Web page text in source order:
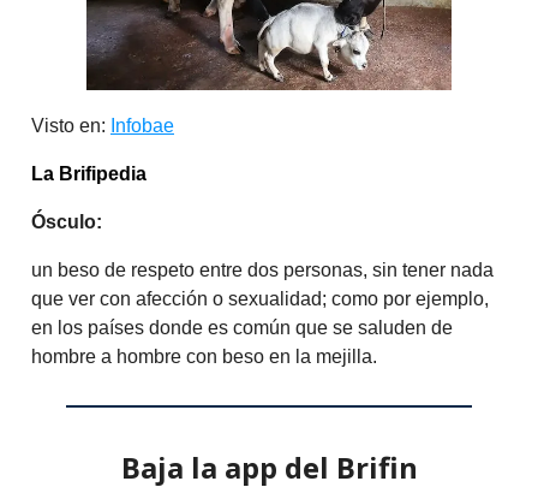
Visto en: Infobae
La Brifipedia
Ósculo:
un beso de respeto entre dos personas, sin tener nada
que ver con afección o sexualidad; como por ejemplo,
en los países donde es común que se saluden de
hombre a hombre con beso en la mejilla.
Baja la app del Brifin